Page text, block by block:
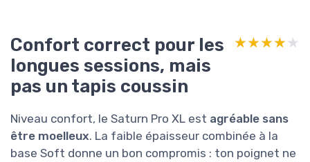
Confort correct pour les
longues sessions, mais
pas un tapis coussin
★★★★★
★★★★★
Niveau confort, le Saturn Pro XL est agréable sans
être moelleux. La faible épaisseur combinée à la
base Soft donne un bon compromis : ton poignet ne